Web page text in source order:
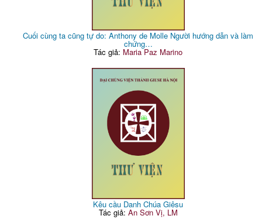
Cuối cùng ta cũng tự do: Anthony de Molle Người hướng dẫn và làm
chứng…
Tác giả: Maria Paz Marino
Kêu cầu Danh Chúa Giêsu
Tác giả: An Sơn Vị, LM